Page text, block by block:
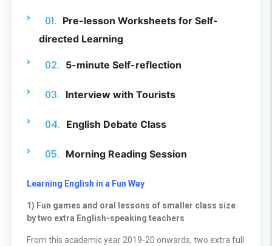
Pre-lesson Worksheets for Self-
directed Learning
5-minute Self-reflection
Interview with Tourists
English Debate Class
Morning Reading Session
Learning English in a Fun Way
1) Fun games and oral lessons of smaller class size
by two extra English-speaking teachers
From this academic year 2019-20 onwards, two extra full